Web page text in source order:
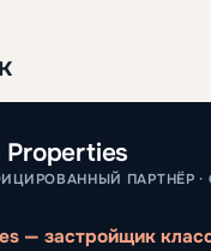
Properties
ПАРТНЁР ·
— застройщик